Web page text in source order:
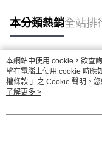
本分類熱銷全站排
熱門標籤
本網站中使用 cookie，欲查
望在電腦上使用 cookie 時應
權條款 」之 Cookie 聲明。
用條款之 Cookie 聲明使用
了解更多 >